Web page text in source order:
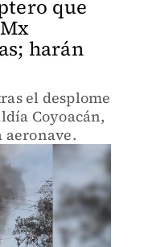
que
harán
el desplome
Coyoacán,